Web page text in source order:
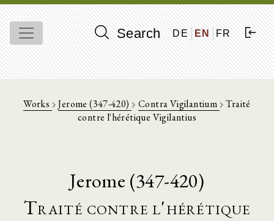
Search DE EN FR
Works Jerome (347-420) Contra Vigilantium
Traité
contre l'hérétique Vigilantius
Jerome (347-420)
Traité contre l'hérétique